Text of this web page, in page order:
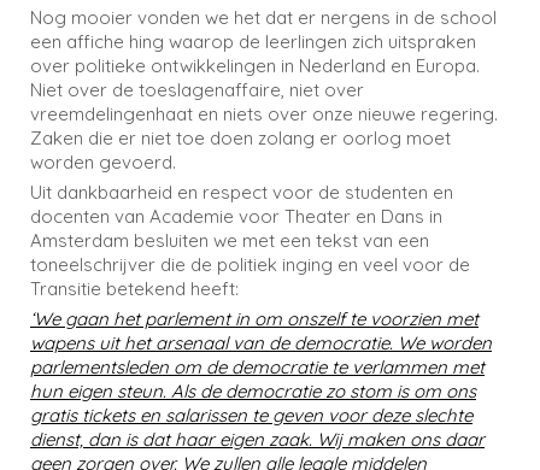
Nog mooier vonden we het dat er nergens in de school
een affiche hing waarop de leerlingen zich uitspraken
over politieke ontwikkelingen in Nederland en Europa.
Niet over de toeslagenaffaire, niet over
vreemdelingenhaat en niets over onze nieuwe regering.
Zaken die er niet toe doen zolang er oorlog moet
worden gevoerd.
Uit dankbaarheid en respect voor de studenten en
docenten van Academie voor Theater en Dans in
Amsterdam besluiten we met een tekst van een
toneelschrijver die de politiek inging en veel voor de
Transitie betekend heeft:
‘We gaan het parlement in om onszelf te voorzien met
wapens uit het arsenaal van de democratie. We worden
parlementsleden om de democratie te verlammen met
hun eigen steun. Als de democratie zo stom is om ons
gratis tickets en salarissen te geven voor deze slechte
dienst, dan is dat haar eigen zaak. Wij maken ons daar
geen zorgen over. We zullen alle legale middelen